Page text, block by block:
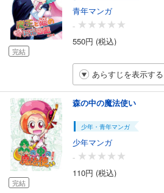
完結
青年マンガ
-
550円 (税込)
あらすじを表示する
完結
森の中の魔法使い
少年・青年マンガ
少年マンガ
-
110円 (税込)